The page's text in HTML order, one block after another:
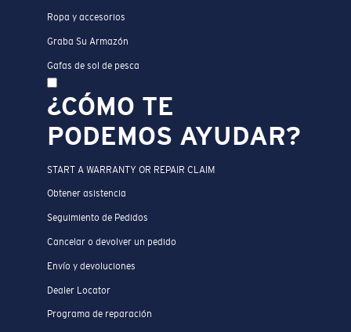
Ropa y accesorios
Graba Su Armazón
Gafas de sol de pesca
¿CÓMO TE
PODEMOS AYUDAR?
START A WARRANTY OR REPAIR CLAIM
Obtener asistencia
Seguimiento de Pedidos
Cancelar o devolver un pedido
Envío y devoluciones
Dealer Locator
Programa de reparación